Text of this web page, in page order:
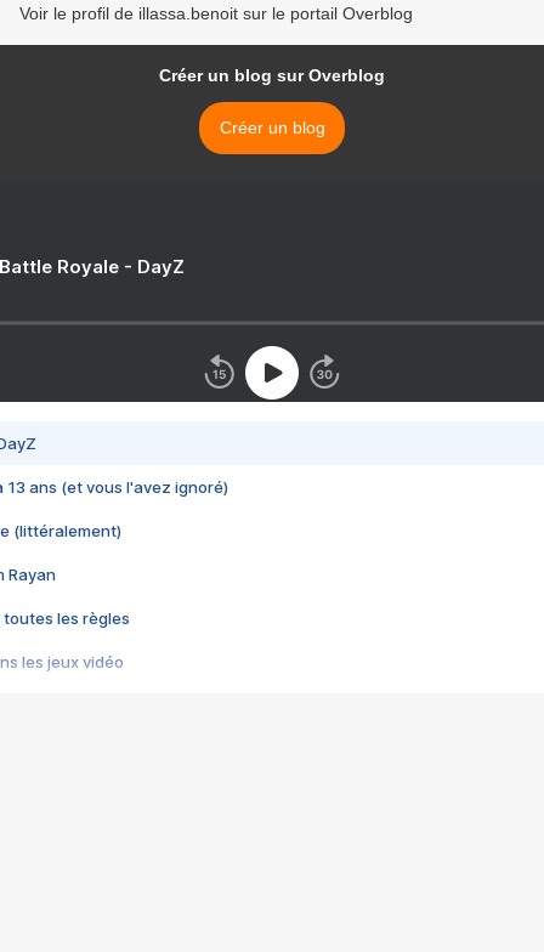
Voir le profil de illassa.benoit sur le portail Overblog
Créer un blog sur Overblog
Créer un blog
Royale - DayZ
13 ans (et vous l'avez ignoré)
(littéralement)
Rayan
toutes les règles
les jeux vidéo